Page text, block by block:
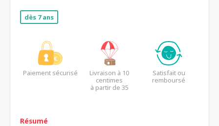
dès 7 ans
Paiement sécurisé
Livraison à 10
centimes
à partir de 35
Satisfait ou
remboursé
Résumé